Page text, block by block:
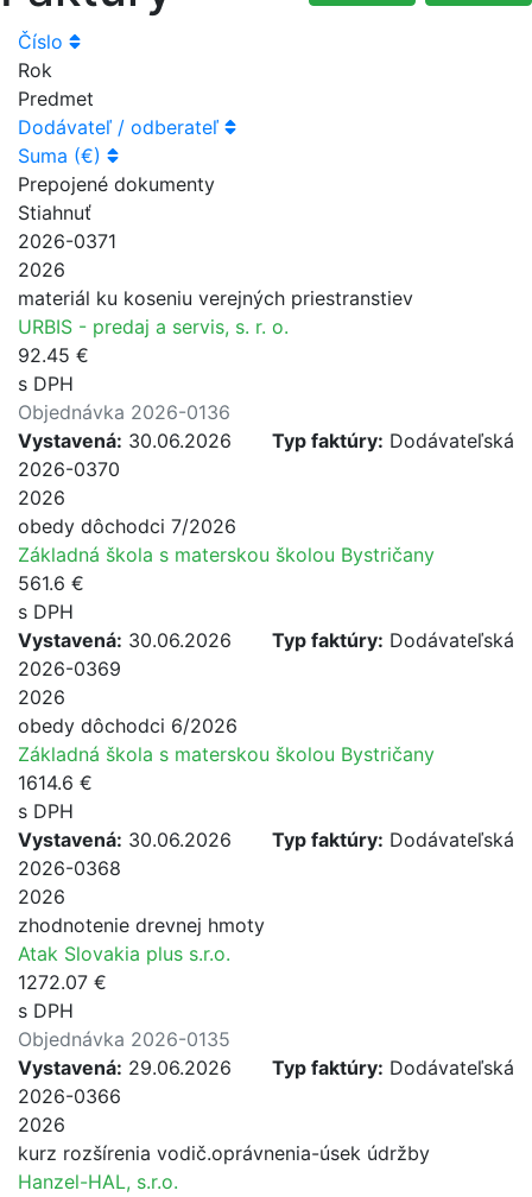
Číslo
Rok
Predmet
Dodávateľ / odberateľ
Suma (€)
Prepojené dokumenty
Stiahnuť
2026-0371
2026
materiál ku koseniu verejných priestranstiev
URBIS - predaj a servis, s. r. o.
92.45 €
s DPH
Objednávka 2026-0136
Vystavená: 30.06.2026 Typ faktúry: Dodávateľská
2026-0370
2026
obedy dôchodci 7/2026
Základná škola s materskou školou Bystričany
561.6 €
s DPH
Vystavená: 30.06.2026 Typ faktúry: Dodávateľská
2026-0369
2026
obedy dôchodci 6/2026
Základná škola s materskou školou Bystričany
1614.6 €
s DPH
Vystavená: 30.06.2026 Typ faktúry: Dodávateľská
2026-0368
2026
zhodnotenie drevnej hmoty
Atak Slovakia plus s.r.o.
1272.07 €
s DPH
Objednávka 2026-0135
Vystavená: 29.06.2026 Typ faktúry: Dodávateľská
2026-0366
2026
kurz rozšírenia vodič.oprávnenia-úsek údržby
Hanzel-HAL, s.r.o.